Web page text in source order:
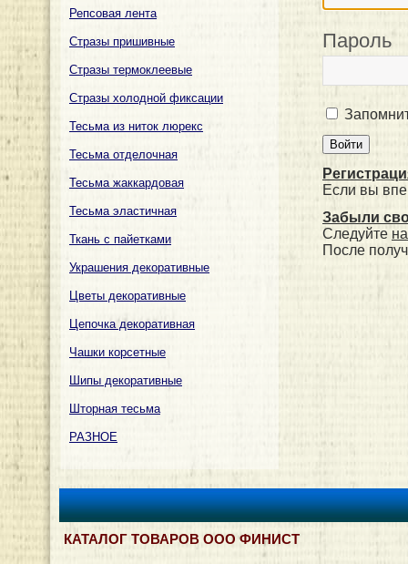
Репсовая лента
Стразы пришивные
Стразы термоклеевые
Стразы холодной фиксации
Тесьма из ниток люрекс
Тесьма отделочная
Тесьма жаккардовая
Тесьма эластичная
Ткань с пайетками
Украшения декоративные
Цветы декоративные
Цепочка декоративная
Чашки корсетные
Шипы декоративные
Шторная тесьма
РАЗНОЕ
Пароль
Если вы
Забыли
Следуйте
После
КАТАЛОГ ТОВАРОВ ООО ФИНИСТ